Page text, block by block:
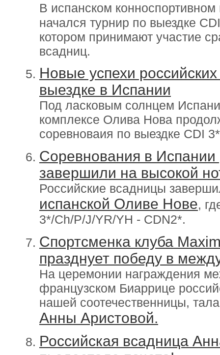
В испанском
начался турнир по выездке
котором принимают участие
всадниц.
Новые успехи
выездке в Испании
Под ласковым солнцем
комплексе Олива Нова
соревноваия по выездке CDI
Соревнования в Испании
завершили на высокой
Российские всадницы
испанской Оливе Нове,
3*/Ch/P/J/YR/YH - CDN2*.
Спортсменка клуба
празднует победу в
На церемонии награждения
французском Биаррице
нашей соотечественницы,
Анны Аристовой.
Российская всадница